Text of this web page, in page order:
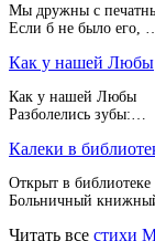
Мы дружны с
Если б не было его, …
Как у нашей Любы
Как у нашей Любы
Разболелись зубы:…
Калеки в
Открыт в библиотеке
Больничный
Читать все стихи